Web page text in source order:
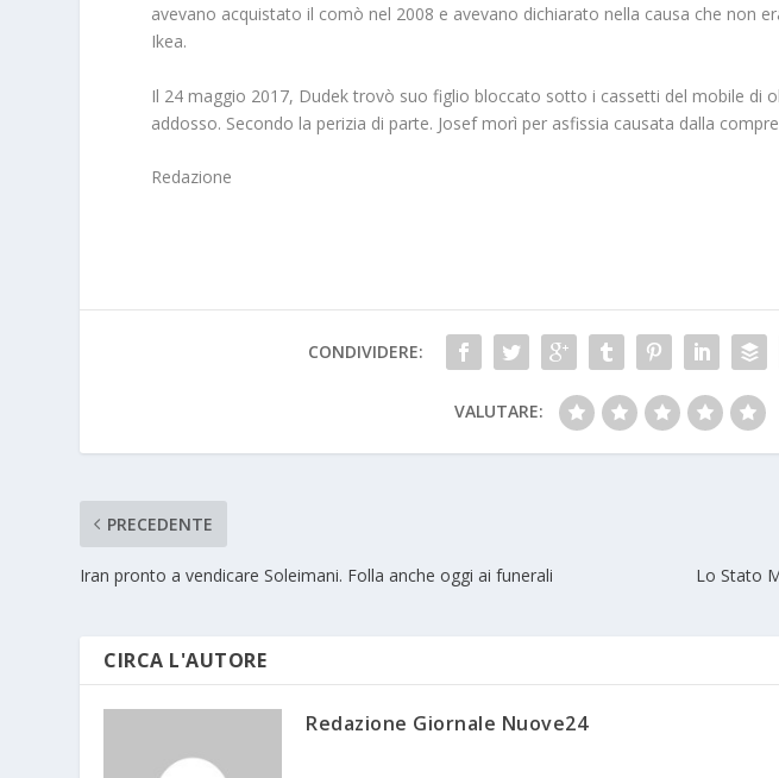
avevano acquistato il comò nel 2008 e avevano dichiarato nella causa che non
Ikea.
Il 24 maggio 2017, Dudek trovò suo figlio bloccato sotto i cassetti del mobile di
addosso. Secondo la perizia di parte. Josef morì per asfissia causata dalla
Redazione
CONDIVIDERE:
VALUTARE:
PRECEDENTE
Iran pronto a vendicare Soleimani. Folla anche oggi ai funerali
Lo Stato
CIRCA L'AUTORE
Redazione Giornale Nuove24